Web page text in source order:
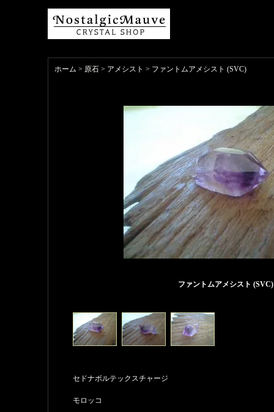
ホーム > 原石> アメシスト > ファントムアメシスト (SVC)
ファントムアメシスト (SVC)
セドナボルテックスチャージ
モロッコ